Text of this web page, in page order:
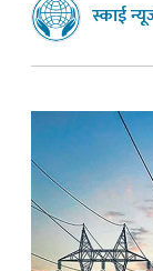
स्काई